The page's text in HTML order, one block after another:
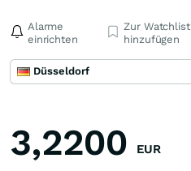
Alarme
einrichten
Zur Watchlist
hinzufügen
Düsseldorf
3,2200 EUR